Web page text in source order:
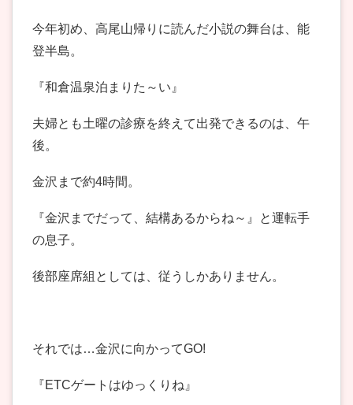
今年初め、高尾山帰りに読んだ小説の舞台は、能
登半島。
『和倉温泉泊まりた～い』
夫婦とも土曜の診療を終えて出発できるのは、午
後。
金沢まで約4時間。
『金沢までだって、結構あるからね～』と運転手
の息子。
後部座席組としては、従うしかありません。
それでは…金沢に向かってGO!
『ETCゲートはゆっくりね』